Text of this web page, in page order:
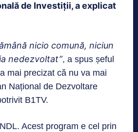
de Investiții, a explicat
nicio comună, niciun
nedezvoltat”, a spus șeful
mai precizat că nu va mai
Național de Dezvoltare
B1TV.
Acest program e cel prin